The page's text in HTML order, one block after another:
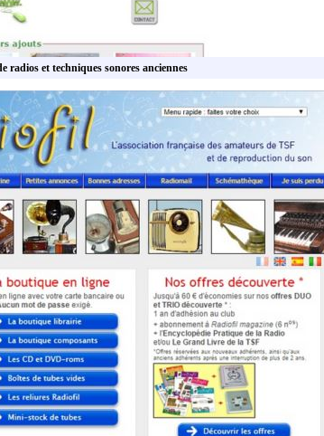
radios et techniques sonores anciennes